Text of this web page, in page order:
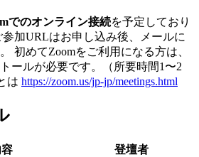
でのオンライン接続を予定しており
加URLはお申し込み後、メールに
初めてZoomをご利用になる方は、
ールが必要です。（所要時間1〜2
は https://zoom.us/jp-jp/meetings.html
登壇者